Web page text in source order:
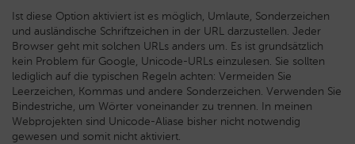
Ist diese Option aktiviert ist es möglich, Umlaute, Sonderzeichen
und ausländische Schriftzeichen in der URL darzustellen. Jeder
Browser geht mit solchen URLs anders um. Es ist grundsätzlich
kein Problem für Google, Unicode-URLs einzulesen. Sie sollten
lediglich auf die typischen Regeln achten: Vermeiden Sie
Leerzeichen, Kommas und andere Sonderzeichen. Verwenden Sie
Bindestriche, um Wörter voneinander zu trennen. In meinen
Webprojekten sind Unicode-Aliase bisher nicht notwendig
gewesen und somit nicht aktiviert.